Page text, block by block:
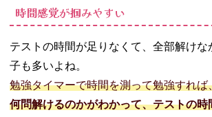
時間感覚が掴みやすい
テストの時間が足りなくて、全部解けな
子も多いよね。
勉強タイマーで時間を測って勉強すれば
何問解けるのかがわかって、テストの時